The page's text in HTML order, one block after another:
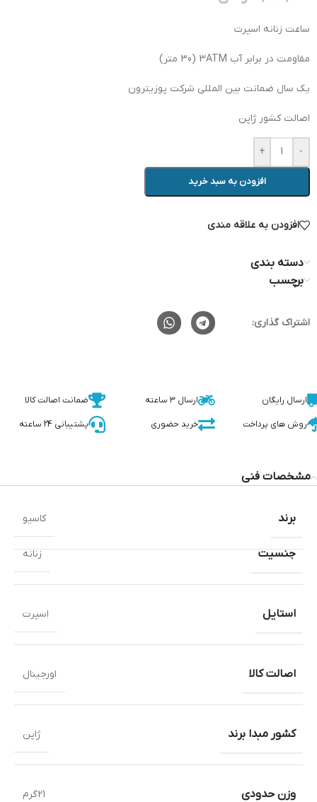
ساعت زنانه اسپرت
مقاومت در برابر آب 3ATM (30 متر)
یک سال ضمانت بین المللی شرکت پوزیترون
اصالت کشور ژاپن
-
+
افزودن به سبد خرید
افزودن به علاقه مندی
دسته بندی
برچسب
اشتراک گذاری:
ارسال رایگان ارسال 3 ساعته ضمانت اصالت کالا
روش های پرداخت خرید حضوری پشتیبانی 24 ساعته
مشخصات فنی
جنسیت زنانه
استایل اسپرت
اصالت کالا اورجینال
کشور مبدا برند ژاپن
وزن حدودی 21گرم
برند کاسیو